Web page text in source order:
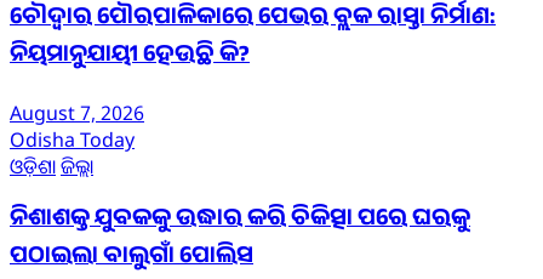
ଚୌଦ୍ୱାର ପୌରପାଳିକାରେ ପେଭର ବ୍ଲକ ରାସ୍ତା ନିର୍ମାଣ:
ନିୟମାନୁଯାୟୀ ହେଉଛି କି?
August 7, 2026
Odisha Today
ଓଡ଼ିଶାଜିଲ୍ଲା
ନିଶାଶକ୍ତ ଯୁବକକୁ ଉଦ୍ଧାର କରି ଚିକିତ୍ସା ପରେ ଘରକୁ
ପଠାଇଲା ବାଲୁଗାଁ ପୋଲିସ